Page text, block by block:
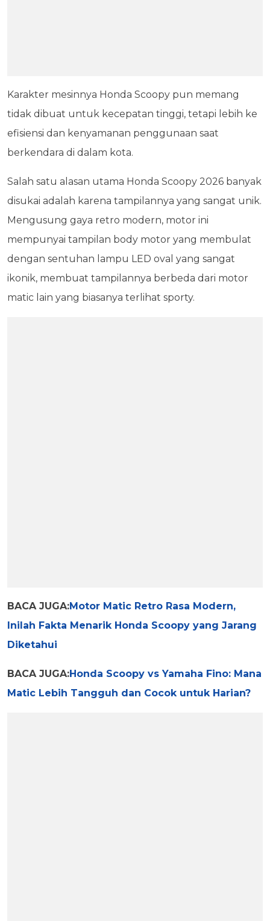
Karakter mesinnya Honda Scoopy pun memang
tidak dibuat untuk kecepatan tinggi, tetapi lebih ke
efisiensi dan kenyamanan penggunaan saat
berkendara di dalam kota.
Salah satu alasan utama Honda Scoopy 2026 banyak
disukai adalah karena tampilannya yang sangat unik.
Mengusung gaya retro modern, motor ini
mempunyai tampilan body motor yang membulat
dengan sentuhan lampu LED oval yang sangat
ikonik, membuat tampilannya berbeda dari motor
matic lain yang biasanya terlihat sporty.
BACA JUGA:Motor Matic Retro Rasa Modern,
Inilah Fakta Menarik Honda Scoopy yang Jarang
Diketahui
BACA JUGA:Honda Scoopy vs Yamaha Fino: Mana
Matic Lebih Tangguh dan Cocok untuk Harian?